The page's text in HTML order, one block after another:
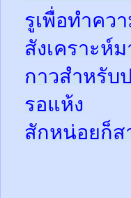
รูเพื่อทำคว
สังเคราะห์
กาวสำหรับ
รอแห้ง
สักหน่อยก็ส